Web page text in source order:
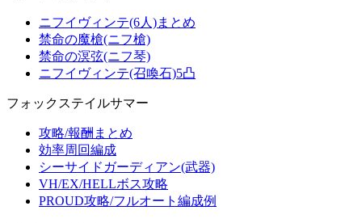
ニフイヴィンテ(6人)まとめ
禁命の魔槍(ニフ槍)
禁命の溟弦(ニフ琴)
ニフイヴィンテ(召喚石)5凸
フォックステイルサマー
攻略/報酬まとめ
効率周回編成
シーサイドガーディアン(武器)
VH/EX/HELLボス攻略
PROUD攻略/フルオート編成例